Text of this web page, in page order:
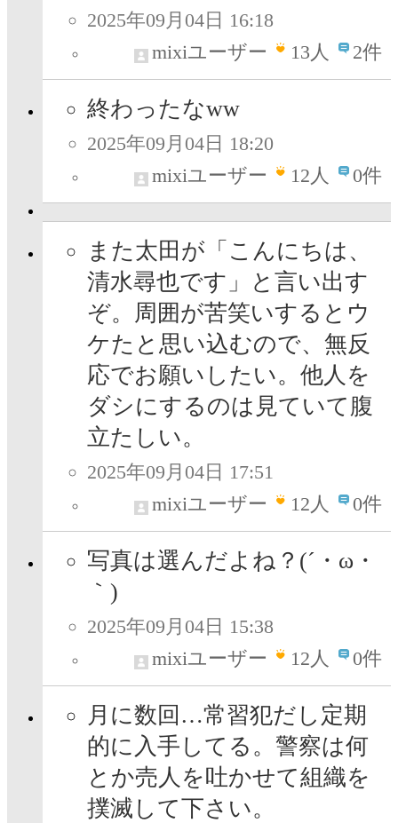
2025年09月04日 16:18
mixiユーザー
13人 2件
終わったなww
2025年09月04日 18:20
mixiユーザー
12人 0件
また太田が「こんにちは、
清水尋也です」と言い出す
ぞ。周囲が苦笑いするとウ
ケたと思い込むので、無反
応でお願いしたい。他人を
ダシにするのは見ていて腹
立たしい。
2025年09月04日 17:51
mixiユーザー
12人 0件
写真は選んだよね？(´・ω・
｀)
2025年09月04日 15:38
mixiユーザー
12人 0件
月に数回…常習犯だし定期
的に入手してる。警察は何
とか売人を吐かせて組織を
撲滅して下さい。